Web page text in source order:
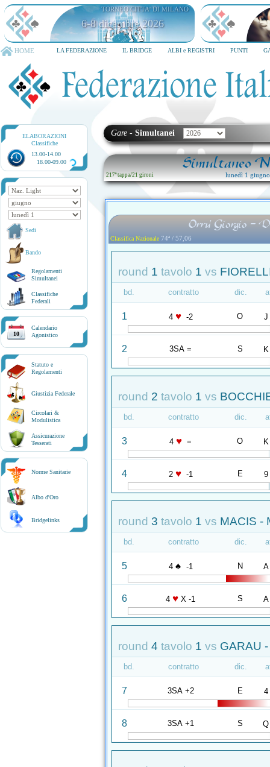
TORNEO CITTA' DI MILANO
6-8 dicembre 2026
HOME LA FEDERAZIONE IL BRIDGE ALBI e REGISTRI PUNTI
ELABORAZIONI
Classifiche
13.00-14.00
18.00-09.00
Sedi
Bando
Regolamenti
Simultanei
Classifiche
Federali
10
Calendario
Agonistico
Statuto e
Regolamenti
Giustizia Federale
Circolari &
Modulistica
Assicurazione
Tesserati
Norme Sanitarie
Albo d'Oro
Bridgelinks
Gare - Simultanei
Simultaneo
217ª tappa/21 gironi lunedì 1
Orru' Giorgio -
Classifica Nazionale 74ª / 57,06
round 1 tavolo 1 vs
bd. contratto dic.
1 4 ♥ -2 O J
2 3SA = S K
round 2 tavolo 1 vs
bd. contratto dic.
3 4 ♥ = O K
4 2 ♥ -1 E 9
round 3 tavolo 1 vs MACIS -
bd. contratto dic.
5 4 ♠ -1 N A
6 4 ♥ X -1 S A
round 4 tavolo 1 vs GARAU
bd. contratto dic.
7 3SA +2 E 4
8 3SA +1 S Q